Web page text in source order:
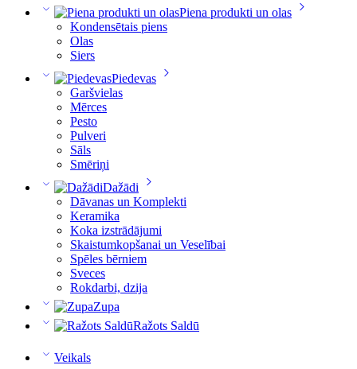
Piena produkti un olas
Kondensētais piens
Olas
Siers
Piedevas
Garšvielas
Mērces
Pesto
Pulveri
Sāls
Smēriņi
Dažādi
Dāvanas un Komplekti
Keramika
Koka izstrādājumi
Skaistumkopšanai un Veselībai
Spēles bērniem
Sveces
Rokdarbi, dzija
Zupa
Ražots Saldū
Veikals